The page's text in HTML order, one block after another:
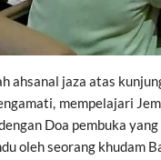
ahsanal jaza atas
mempelajari
Doa pembuka
oleh seorang khudam